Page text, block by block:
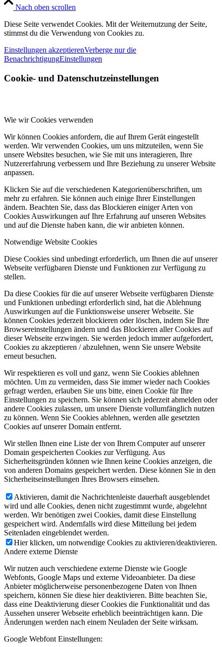
Nach oben scrollen
Diese Seite verwendet Cookies. Mit der Weiternutzung der Seite,
stimmst du die Verwendung von Cookies zu.
Einstellungen akzeptierenVerberge nur die
BenachrichtigungEinstellungen
Cookie- und Datenschutzeinstellungen
Wie wir Cookies verwenden
Wir können Cookies anfordern, die auf Ihrem Gerät eingestellt
werden. Wir verwenden Cookies, um uns mitzuteilen, wenn Sie
unsere Websites besuchen, wie Sie mit uns interagieren, Ihre
Nutzererfahrung verbessern und Ihre Beziehung zu unserer Website
anpassen.
Klicken Sie auf die verschiedenen Kategorienüberschriften, um
mehr zu erfahren. Sie können auch einige Ihrer Einstellungen
ändern. Beachten Sie, dass das Blockieren einiger Arten von
Cookies Auswirkungen auf Ihre Erfahrung auf unseren Websites
und auf die Dienste haben kann, die wir anbieten können.
Notwendige Website Cookies
Diese Cookies sind unbedingt erforderlich, um Ihnen die auf unserer
Webseite verfügbaren Dienste und Funktionen zur Verfügung zu
stellen.
Da diese Cookies für die auf unserer Webseite verfügbaren Dienste
und Funktionen unbedingt erforderlich sind, hat die Ablehnung
Auswirkungen auf die Funktionsweise unserer Webseite. Sie
können Cookies jederzeit blockieren oder löschen, indem Sie Ihre
Browsereinstellungen ändern und das Blockieren aller Cookies auf
dieser Webseite erzwingen. Sie werden jedoch immer aufgefordert,
Cookies zu akzeptieren / abzulehnen, wenn Sie unsere Website
erneut besuchen.
Wir respektieren es voll und ganz, wenn Sie Cookies ablehnen
möchten. Um zu vermeiden, dass Sie immer wieder nach Cookies
gefragt werden, erlauben Sie uns bitte, einen Cookie für Ihre
Einstellungen zu speichern. Sie können sich jederzeit abmelden oder
andere Cookies zulassen, um unsere Dienste vollumfänglich nutzen
zu können. Wenn Sie Cookies ablehnen, werden alle gesetzten
Cookies auf unserer Domain entfernt.
Wir stellen Ihnen eine Liste der von Ihrem Computer auf unserer
Domain gespeicherten Cookies zur Verfügung. Aus
Sicherheitsgründen können wie Ihnen keine Cookies anzeigen, die
von anderen Domains gespeichert werden. Diese können Sie in den
Sicherheitseinstellungen Ihres Browsers einsehen.
Aktivieren, damit die Nachrichtenleiste dauerhaft ausgeblendet
wird und alle Cookies, denen nicht zugestimmt wurde, abgelehnt
werden. Wir benötigen zwei Cookies, damit diese Einstellung
gespeichert wird. Andernfalls wird diese Mitteilung bei jedem
Seitenladen eingeblendet werden.
Hier klicken, um notwendige Cookies zu aktivieren/deaktivieren.
Andere externe Dienste
Wir nutzen auch verschiedene externe Dienste wie Google
Webfonts, Google Maps und externe Videoanbieter. Da diese
Anbieter möglicherweise personenbezogene Daten von Ihnen
speichern, können Sie diese hier deaktivieren. Bitte beachten Sie,
dass eine Deaktivierung dieser Cookies die Funktionalität und das
Aussehen unserer Webseite erheblich beeinträchtigen kann. Die
Änderungen werden nach einem Neuladen der Seite wirksam.
Google Webfont Einstellungen: